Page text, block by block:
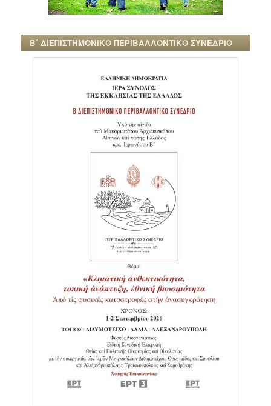
Β΄ ΔΙΕΠΙΣΤΗΜΟΝΙΚΟ ΠΕΡΙΒΑΛΛΟΝΤΙΚΟ ΣΥΝΕΔΡΙΟ